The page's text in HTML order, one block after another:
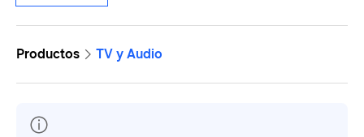
Productos TV y Audio